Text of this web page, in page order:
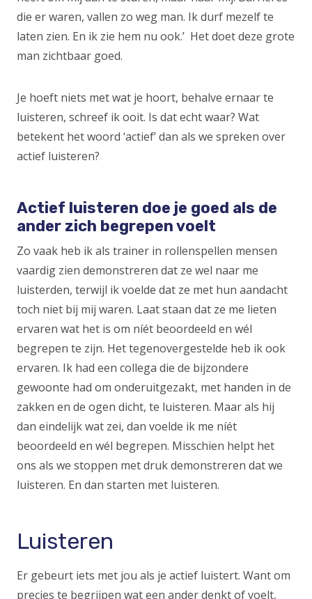
die er waren, vallen zo weg man. Ik durf mezelf te
laten zien. En ik zie hem nu ook.’ Het doet deze grote
man zichtbaar goed.
Je hoeft niets met wat je hoort, behalve ernaar te
luisteren, schreef ik ooit. Is dat echt waar? Wat
betekent het woord ‘actief’ dan als we spreken over
actief luisteren?
Actief luisteren doe je goed als de
ander zich begrepen voelt
Zo vaak heb ik als trainer in rollenspellen mensen
vaardig zien demonstreren dat ze wel naar me
luisterden, terwijl ik voelde dat ze met hun aandacht
toch niet bij mij waren. Laat staan dat ze me lieten
ervaren wat het is om níét beoordeeld en wél
begrepen te zijn. Het tegenovergestelde heb ik ook
ervaren. Ik had een collega die de bijzondere
gewoonte had om onderuitgezakt, met handen in de
zakken en de ogen dicht, te luisteren. Maar als hij
dan eindelijk wat zei, dan voelde ik me níét
beoordeeld en wél begrepen. Misschien helpt het
ons als we stoppen met druk demonstreren dat we
luisteren. En dan starten met luisteren.
Luisteren
Er gebeurt iets met jou als je actief luistert. Want om
precies te begrijpen wat een ander denkt of voelt,